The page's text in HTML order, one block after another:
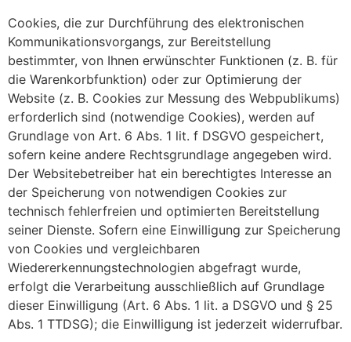
Cookies, die zur Durchführung des elektronischen
Kommunikationsvorgangs, zur Bereitstellung
bestimmter, von Ihnen erwünschter Funktionen (z. B. für
die Warenkorbfunktion) oder zur Optimierung der
Website (z. B. Cookies zur Messung des Webpublikums)
erforderlich sind (notwendige Cookies), werden auf
Grundlage von Art. 6 Abs. 1 lit. f DSGVO gespeichert,
sofern keine andere Rechtsgrundlage angegeben wird.
Der Websitebetreiber hat ein berechtigtes Interesse an
der Speicherung von notwendigen Cookies zur
technisch fehlerfreien und optimierten Bereitstellung
seiner Dienste. Sofern eine Einwilligung zur Speicherung
von Cookies und vergleichbaren
Wiedererkennungstechnologien abgefragt wurde,
erfolgt die Verarbeitung ausschließlich auf Grundlage
dieser Einwilligung (Art. 6 Abs. 1 lit. a DSGVO und § 25
Abs. 1 TTDSG); die Einwilligung ist jederzeit widerrufbar.